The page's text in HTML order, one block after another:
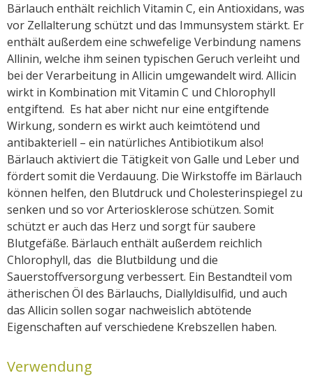
Bärlauch enthält reichlich Vitamin C, ein Antioxidans, was
vor Zellalterung schützt und das Immunsystem stärkt. Er
enthält außerdem eine schwefelige Verbindung namens
Allinin, welche ihm seinen typischen Geruch verleiht und
bei der Verarbeitung in Allicin umgewandelt wird. Allicin
wirkt in Kombination mit Vitamin C und Chlorophyll
entgiftend. Es hat aber nicht nur eine entgiftende
Wirkung, sondern es wirkt auch keimtötend und
antibakteriell – ein natürliches Antibiotikum also!
Bärlauch aktiviert die Tätigkeit von Galle und Leber und
fördert somit die Verdauung. Die Wirkstoffe im Bärlauch
können helfen, den Blutdruck und Cholesterinspiegel zu
senken und so vor Arteriosklerose schützen. Somit
schützt er auch das Herz und sorgt für saubere
Blutgefäße. Bärlauch enthält außerdem reichlich
Chlorophyll, das die Blutbildung und die
Sauerstoffversorgung verbessert. Ein Bestandteil vom
ätherischen Öl des Bärlauchs, Diallyldisulfid, und auch
das Allicin sollen sogar nachweislich abtötende
Eigenschaften auf verschiedene Krebszellen haben.
Verwendung